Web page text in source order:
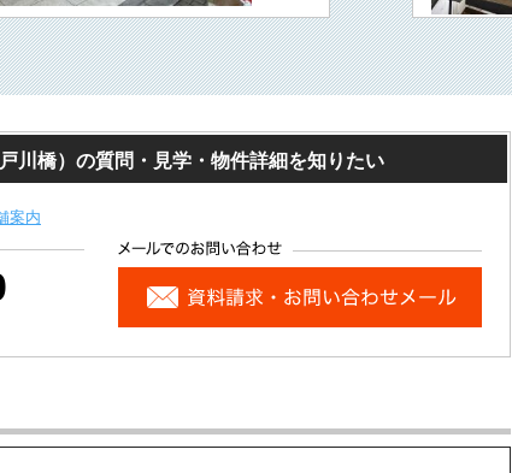
川橋）の質問・見学・物件詳細を知りたい
案内